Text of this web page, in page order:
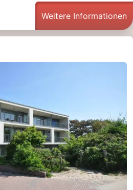
Weitere Informationen